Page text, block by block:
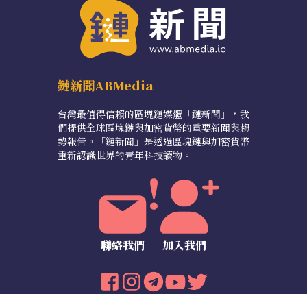
鏈新聞ABMedia
台灣最值得信賴的區塊鏈媒體「鏈新聞」，我
們提供全球區塊鏈與加密貨幣的重要新聞與趨
勢報告。「鏈新聞」是透過區塊鏈與加密貨幣
重新認識世界的青年科技讀物。
聯絡我們 加入我們